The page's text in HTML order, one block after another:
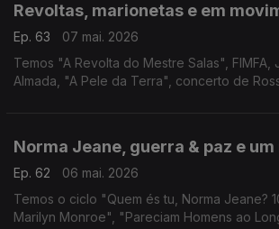
Revoltas, marionetas e em
Ep. 63
07 mai. 2026
Temos "A Revolta do Mestre Salas", FIMFA,
Almada, "A Pele da Terra", concerto de
Norma Jeane, guerra & paz e
Ep. 62
06 mai. 2026
Temos o ciclo "Quem és tu, Norma Jeane?
Marilyn Monroe", "Pareciam Homens ao